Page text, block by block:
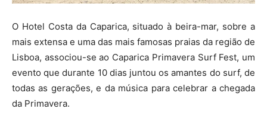
O Hotel Costa da Caparica, situado à beira-mar, sobre a
mais extensa e uma das mais famosas praias da região de
Lisboa, associou-se ao Caparica Primavera Surf Fest, um
evento que durante 10 dias juntou os amantes do surf, de
todas as gerações, e da música para celebrar a chegada
da Primavera.